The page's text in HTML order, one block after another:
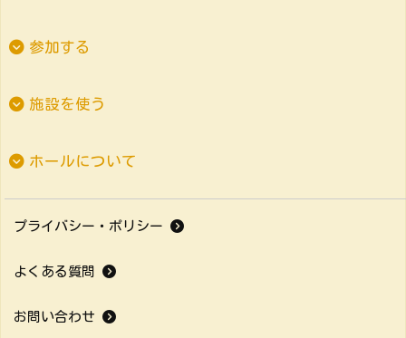
参加する
施設を使う
ホールについて
プライバシー・ポリシー
よくある質問
お問い合わせ